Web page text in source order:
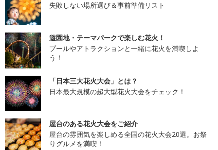
失敗しない場所選び＆事前準備リスト
遊園地・テーマパークで楽しむ花火！
プールやアトラクションと一緒に花火を満喫しよ
う！
「日本三大花火大会」とは？
日本最大規模の超大型花火大会をチェック！
屋台のある花火大会をご紹介
屋台の雰囲気を楽しめる全国の花火大会20選。お祭
りグルメを満喫！